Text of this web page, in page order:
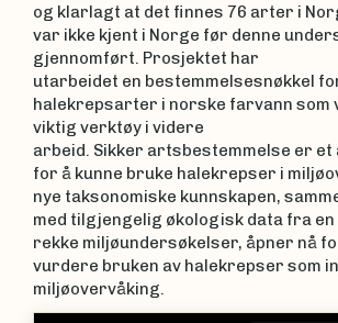
og klarlagt at det finnes 76 arter i
var ikke kjent i Norge før denne
gjennomført. Prosjektet har
utarbeidet en bestemmelsesnøkkel
halekrepsarter i norske farvann som
viktig verktøy i videre
arbeid. Sikker artsbestemmelse er
for å kunne bruke halekrepser i
nye taksonomiske kunnskapen,
med tilgjengelig økologisk data fra en
rekke miljøundersøkelser, åpner nå
vurdere bruken av halekrepser som
miljøovervåking.